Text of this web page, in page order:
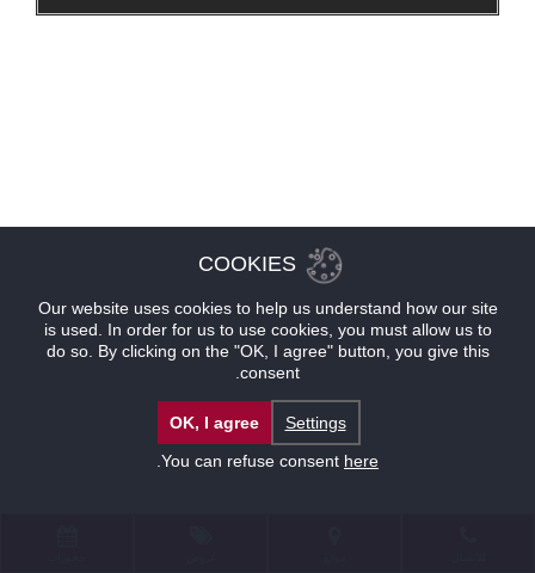
COOKIES
Our website uses cookies to help us understand how our site
is used. In order for us to use cookies, you must allow us to
do so. By clicking on the "OK, I agree" button, you give this
consent.
Settings
OK, I agree
You can refuse consent here
.